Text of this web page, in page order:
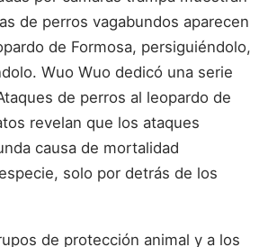
de perros vagabundos aparecen
de Formosa, persiguiéndolo,
Wuo Wuo dedicó una serie
de perros al leopardo de
revelan que los ataques
causa de mortalidad
solo por detrás de los
de protección animal y a los